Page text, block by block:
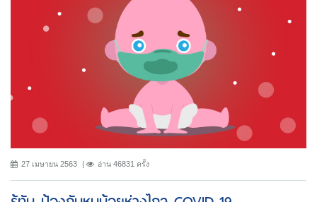
27 เมษายน 2563 อ่าน 46831 ครั้ง